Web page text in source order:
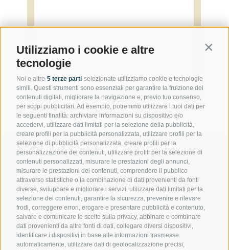
Utilizziamo i cookie e altre
tecnologie
Noi e altre 5 terze parti selezionate utilizziamo cookie e tecnologie
simili. Questi strumenti sono essenziali per garantire la fruizione dei
contenuti digitali, migliorare la navigazione e, previo tuo consenso,
per scopi pubblicitari. Ad esempio, potremmo utilizzare i tuoi dati per
le seguenti finalità: archiviare informazioni su dispositivo e/o
accedervi, utilizzare dati limitati per la selezione della pubblicità,
creare profili per la pubblicità personalizzata, utilizzare profili per la
selezione di pubblicità personalizzata, creare profili per la
personalizzazione dei contenuti, utilizzare profili per la selezione di
contenuti personalizzati, misurare le prestazioni degli annunci,
misurare le prestazioni dei contenuti, comprendere il pubblico
attraverso statistiche o la combinazione di dati provenienti da fonti
diverse, sviluppare e migliorare i servizi, utilizzare dati limitati per la
selezione dei contenuti, garantire la sicurezza, prevenire e rilevare
frodi, correggere errori, erogare e presentare pubblicità e contenuto,
salvare e comunicare le scelte sulla privacy, abbinare e combinare
dati provenienti da altre fonti di dati, collegare diversi dispositivi,
identificare i dispositivi in base alle informazioni trasmesse
automaticamente, utilizzare dati di geolocalizzazione precisi,
Contattateci
Gasthof Kircher | Fam. Harder
Via Umes 10 | 39050 Fiè allo Sciliar (BZ) | Italia
Tel.+39 0471 725 151
Fax+39 0471 724 396